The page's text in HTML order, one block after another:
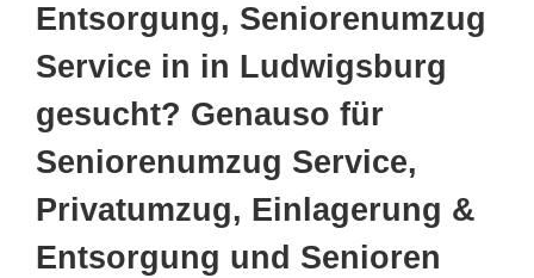
Entsorgung, Seniorenumzug
Service in in Ludwigsburg
gesucht? Genauso für
Seniorenumzug Service,
Privatumzug, Einlagerung &
Entsorgung und Senioren